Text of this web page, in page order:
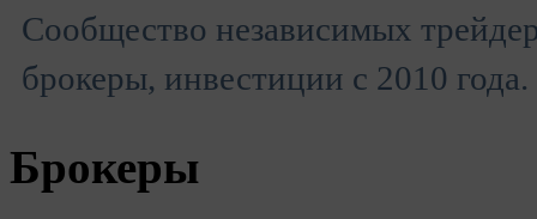
Сообщество независимых
брокеры, инвестиции с 2010 года.
Брокеры